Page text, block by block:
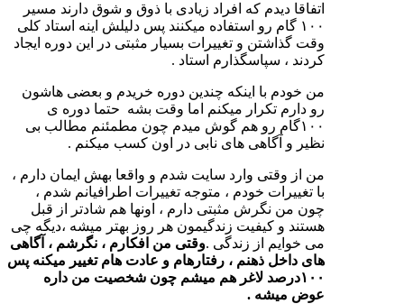
اتفاقا دیدم که افراد زیادی با ذوق و شوق دارند مسیر
۱۰۰ گام رو استفاده میکنند پس دلیلش اینه استاد کلی
وقت گذاشتن و تغییرات بسیار مثبتی در این دوره ایجاد
کردند ، سپاسگذارم استاد .
من خودم با اینکه چندین دوره خریدم و بعضی هاشون
رو دارم تکرار میکنم اما وقت بشه حتما دوره ی
۱۰۰گام رو هم گوش میدم چون مطمئنم مطالب بی
نظیر و آگاهی های نابی در اون کسب میکنم .
من از وقتی وارد سایت شدم و واقعا بهش ایمان دارم ،
با تغییرات خودم ، متوجه تغییرات اطرافیانم شدم ،
چون من نگرش مثبتی دارم ، اونها هم شادتر از قبل
هستند و کیفیت زندگیمون هر روز بهتر میشه ،دیگه چی
می خوایم از زندگی .وقتی من افکارم ، نگرشم ، آگاهی
های داخل ذهنم ، رفتارهام و عادت هام تغییر میکنه پس
۱۰۰درصد لاغر هم میشم چون شخصیت من داره
عوض میشه .